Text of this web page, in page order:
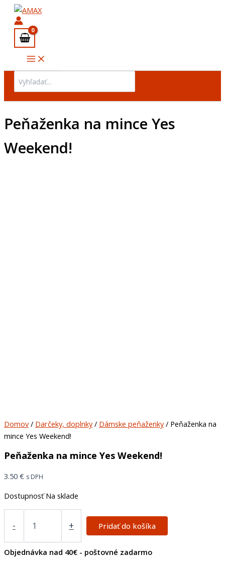
Preskočiť
obsah
for:
Peňaženka na mince Yes
Weekend!
Domov/ Darčeky, doplnky/ Dámske peňaženky/ Peňaženka na
mince Yes Weekend!
Peňaženka na mince Yes Weekend!
3.50 € s DPH
Dostupnosť Na sklade
-
množstvo
Peňaženka
mince
Weekend!
+ Pridať do košíka
Objednávka nad 40€ - poštovné zadarmo